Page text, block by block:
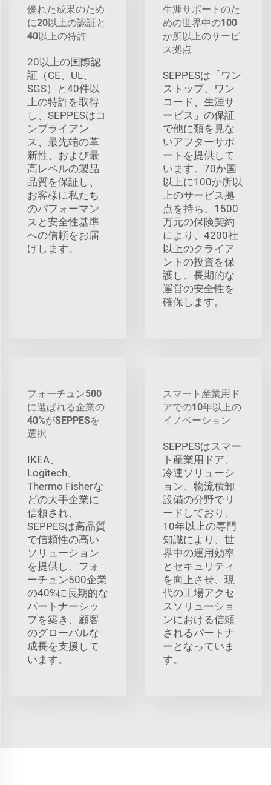
優れた成果のため
に20以上の認証と
40以上の特許
20以上の国際認
証（CE、UL、
SGS）と40件以
上の特許を取得
し、SEPPESはコ
ンプライアン
ス、最先端の革
新性、および最
高レベルの製品
品質を保証し、
お客様に私たち
のパフォーマン
スと安全性基準
への信頼をお届
けします。
生涯サポートのた
めの世界中の100
か所以上のサービ
ス拠点
SEPPESは「ワン
ストップ、ワン
コード、生涯サ
ービス」の保証
で他に類を見な
いアフターサポ
ートを提供して
います。70か国
以上に100か所以
上のサービス拠
点を持ち、1500
万元の保険契約
により、4200社
以上のクライア
ントの投資を保
護し、長期的な
運営の安全性を
確保します。
フォーチュン500
に選ばれる企業の
40%がSEPPESを
選択
IKEA、
Logitech、
Thermo Fisherな
どの大手企業に
信頼され、
SEPPESは高品質
で信頼性の高い
ソリューション
を提供し、フォ
ーチュン500企業
の40%に長期的な
パートナーシッ
プを築き、顧客
のグローバルな
成長を支援して
います。
スマート産業用ド
アでの10年以上の
イノベーション
SEPPESはスマー
ト産業用ドア、
冷連ソリューシ
ョン、物流積卸
設備の分野でリ
ードしており、
10年以上の専門
知識により、世
界中の運用効率
とセキュリティ
を向上させ、現
代の工場アクセ
スソリューショ
ンにおける信頼
されるパートナ
ーとなっていま
す。